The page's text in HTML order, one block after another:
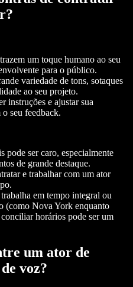
um toque humano ao seu
para o público.
variedade de tons, sotaques
ao seu projeto.
instruções e ajustar sua
seu feedback.
pode ser caro, especialmente
de grande destaque.
e trabalhar com um ator
em tempo integral ou
(como Nova York enquanto
horários pode ser um
um ator de
voz?